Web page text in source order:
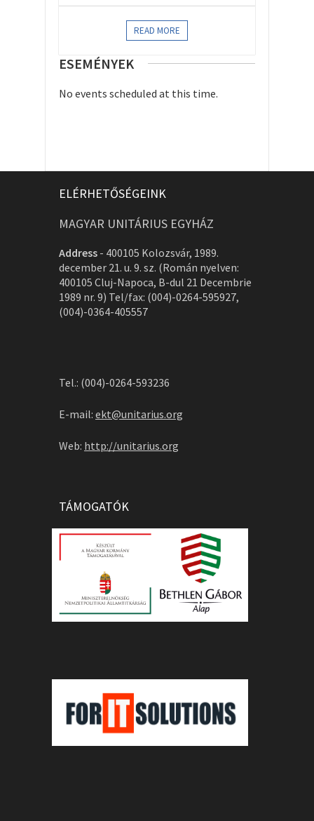
READ MORE
ESEMÉNYEK
No events scheduled at this time.
ELÉRHETŐSÉGEINK
MAGYAR UNITÁRIUS EGYHÁZ
Address - 400105 Kolozsvár, 1989.
december 21. u. 9. sz. (Román nyelven:
400105 Cluj-Napoca, B-dul 21 Decembrie
1989 nr. 9) Tel/fax: (004)-0264-595927,
(004)-0364-405557
Tel.: (004)-0264-593236
E-mail: ekt@unitarius.org
Web: http://unitarius.org
TÁMOGATÓK